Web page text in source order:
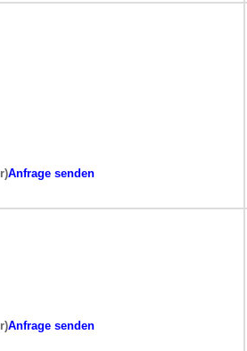
Anfrage senden
Anfrage senden